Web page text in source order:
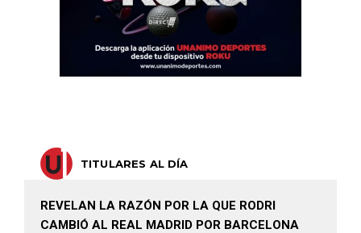
TITULARES AL DÍA
REVELAN LA RAZÓN POR LA QUE RODRI
CAMBIÓ AL REAL MADRID POR BARCELONA